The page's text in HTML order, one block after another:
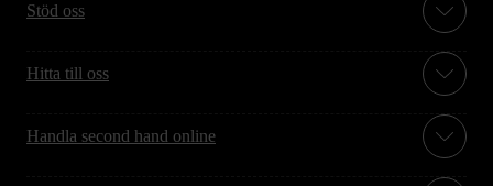
Stöd oss
Hitta till oss
Handla second hand online